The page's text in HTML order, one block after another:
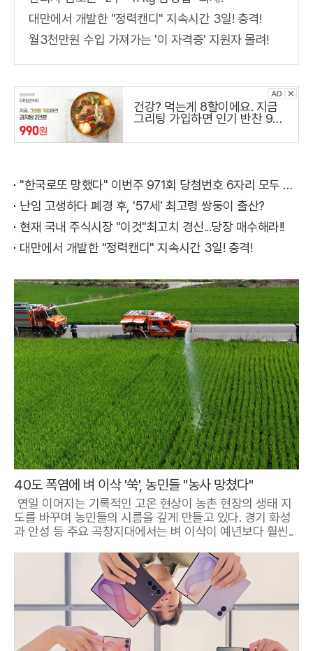
대만에서 개발한 "정력캔디" 지속시간 3일! 충격!
월3천만원 수입 가져가는 '이 자격증' 지원자 몰려!
건강? 먹는게 8할이에요. 지금
그리팅 가입하면 인기 반찬 990
"한국로또 망했다" 이번주 971회 당첨번호 6자리 모두 유출...관계자 실수로 "비상"!
난임 고생하다 폐경 후, '57세' 최고령 쌍둥이 출산?
현재 국내 주식시장 "이것"최고치 경신...당장 매수해라!!
대만에서 개발한 "정력캔디" 지속시간 3일! 충격!
40도 폭염에 벼 이삭 '쑥', 농민들 "농사 망쳤다"
연일 이어지는 기록적인 고온 현상이 농촌 현장의 생태 지
도를 바꾸며 농민들의 시름을 깊게 만들고 있다. 경기 화성
과 안성 등 주요 곡창지대에서는 벼 이삭이 예년보다 훨씬..